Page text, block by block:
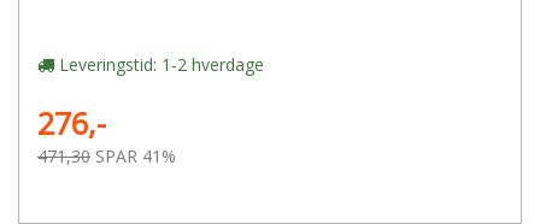
Leveringstid: 1-2 hverdage
276,-
471,30 SPAR 41%